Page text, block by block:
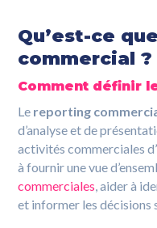
Qu’est-ce
commercial ?
Comment définir
Le reporting
d’analyse et de
activités commerciales
à fournir une vue
commerciales, aider à
et informer les décisions